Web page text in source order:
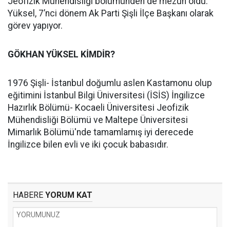
Yüksel, 7’nci dönem Ak Parti Şişli İlçe Başkanı olarak
görev yapıyor.
GÖKHAN YÜKSEL KİMDİR?
1976 Şişli- İstanbul doğumlu aslen Kastamonu olup
eğitimini İstanbul Bilgi Üniversitesi (İSİS) İngilizce
Hazırlık Bölümü- Kocaeli Üniversitesi Jeofizik
Mühendisliği Bölümü ve Maltepe Üniversitesi
Mimarlık Bölümü'nde tamamlamış iyi derecede
İngilizce bilen evli ve iki çocuk babasıdır.
HABERE YORUM KAT